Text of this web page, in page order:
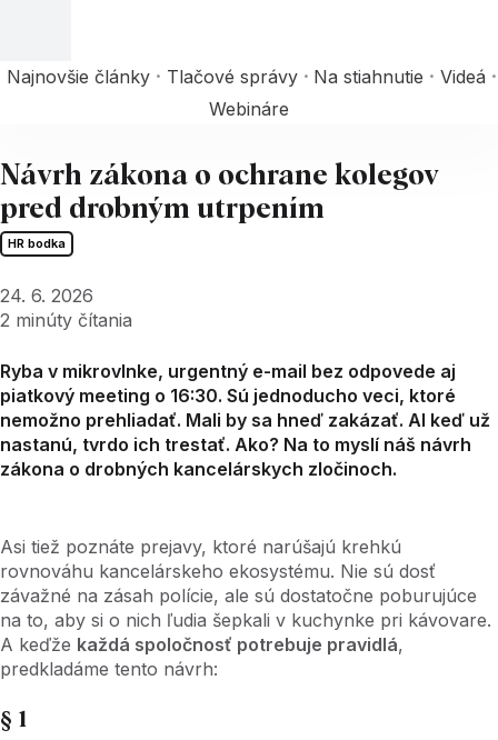
Najnovšie články Tlačové správy Na stiahnutie
Videá
Webináre
Návrh zákona o ochrane kolegov
pred drobným utrpením
HR bodka
24. 6. 2026
2 minúty čítania
Ryba v mikrovlnke, urgentný e-mail bez odpovede aj
piatkový meeting o 16:30. Sú jednoducho veci, ktoré
nemožno prehliadať. Mali by sa hneď zakázať. Al keď už
nastanú, tvrdo ich trestať. Ako? Na to myslí náš návrh
zákona o drobných kancelárskych zločinoch.
Asi tiež poznáte prejavy, ktoré narúšajú krehkú
rovnováhu kancelárskeho ekosystému. Nie sú dosť
závažné na zásah polície, ale sú dostatočne poburujúce
na to, aby si o nich ľudia šepkali v kuchynke pri kávovare.
A keďže každá spoločnosť potrebuje pravidlá,
predkladáme tento návrh:
§ 1